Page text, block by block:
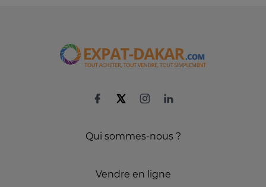
Qui sommes-nous ?
Vendre en ligne